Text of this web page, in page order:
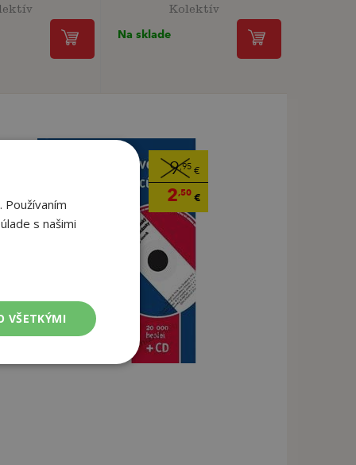
Kolektív
Na sklade
9,95€
2,50€
s našimi
VŠETKÝMI